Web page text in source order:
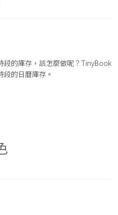
段的庫存，該怎麼做呢？TinyBook
的日曆庫存。